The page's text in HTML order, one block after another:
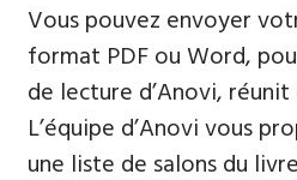
Vous pouvez envoyer
format PDF ou Word,
de lecture d’Anovi, réunit
L’équipe d’Anovi vous
une liste de salons du